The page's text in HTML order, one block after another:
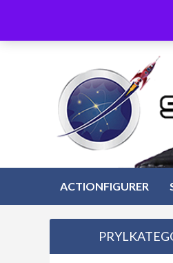
innehåll
ACTIONFIGURER